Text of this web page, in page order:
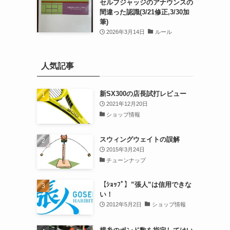
セルフジャッジのアナウンスの
間違った認識(3/21修正,3/30加
筆)
2026年3月14日 ルール
人気記事
新SX300の店長試打レビュー
2021年12月20日
ショップ情報
スウィングウェイトの誤解
2015年3月24日
チューンナップ
【ｼｮｯﾌﾟ】”張人”は信用できな
い！
2012年5月2日 ショップ情報